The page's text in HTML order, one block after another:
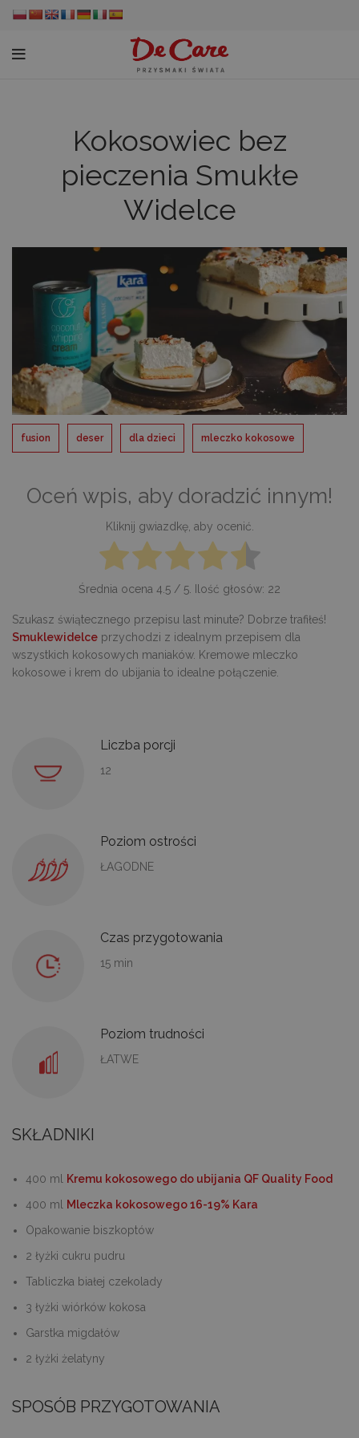
Kokosowiec bez
pieczenia Smukłe
Widelce
fusion deser dla dzieci mleczko kokosowe
Oceń wpis, aby doradzić innym!
Kliknij gwiazdkę, aby ocenić.
Średnia ocena 4.5 / 5. Ilość głosów: 22
Szukasz świątecznego przepisu last minute? Dobrze trafiłeś!
Smuklewidelce przychodzi z idealnym przepisem dla
wszystkich kokosowych maniaków. Kremowe mleczko
kokosowe i krem do ubijania to idealne połączenie.
Liczba porcji
12
Poziom ostrości
ŁAGODNE
Czas przygotowania
15 min
Poziom trudności
ŁATWE
SKŁADNIKI
400 ml
Kremu kokosowego do ubijania QF Quality Food
400 ml
Mleczka kokosowego 16-19% Kara
Opakowanie biszkoptów
2 łyżki cukru pudru
Tabliczka białej czekolady
3 łyżki wiórków kokosa
Garstka migdałów
2 łyżki żelatyny
SPOSÓB PRZYGOTOWANIA